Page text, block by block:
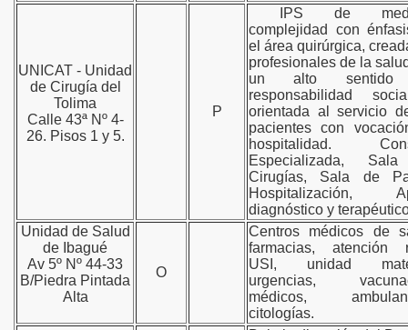
UNICAT - Unidad
de Cirugía del
Tolima
Calle 43ª Nº 4-
26. Pisos 1 y 5.
P
IPS de
complejidad con
el área quirúrgica,
profesionales de la
un alto sentido
responsabilidad
orientada al servicio
pacientes con
hospitalidad.
Especializada,
Cirugías, Sala de
Hospitalización,
diagnóstico y
Unidad de Salud
de Ibagué
Av 5º Nº 44-33
B/Piedra Pintada
Alta
O
Centros médicos de
farmacias, atención
USI, unidad
urgencias,
médicos,
citologías.